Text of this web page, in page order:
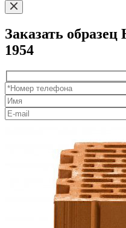
Заказать
1954